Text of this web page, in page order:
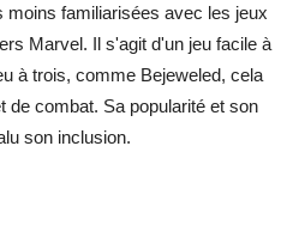
familiarisées avec les jeux
Marvel. Il s'agit d'un jeu facile à
à trois, comme Bejeweled, cela
de combat. Sa popularité et son
son inclusion.